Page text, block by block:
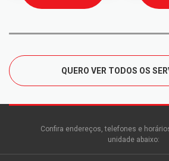
QUERO VER TODOS OS
Confira endereços, telefones e
unidade abaixo: